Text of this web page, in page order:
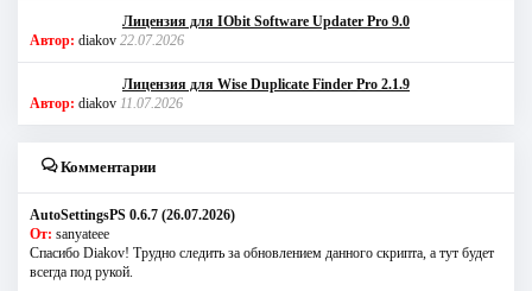
Лицензия для IObit Software Updater Pro 9.0
Автор: diakov 22.07.2026
Лицензия для Wise Duplicate Finder Pro 2.1.9
Автор: diakov 11.07.2026
Комментарии
AutoSettingsPS 0.6.7 (26.07.2026)
От: sanyateee
Спасибо Diakov! Трудно следить за обновлением данного скрипта, а тут будет
всегда под рукой.